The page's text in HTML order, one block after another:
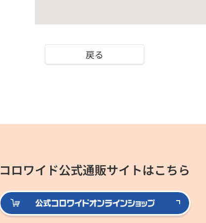
戻る
コロワイド公式通販サイトはこちら
公式